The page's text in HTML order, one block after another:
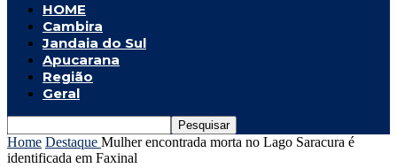
HOME
Cambira
Jandaia do Sul
Apucarana
Região
Geral
Home Destaque Mulher encontrada morta no Lago Saracura é
identificada em Faxinal